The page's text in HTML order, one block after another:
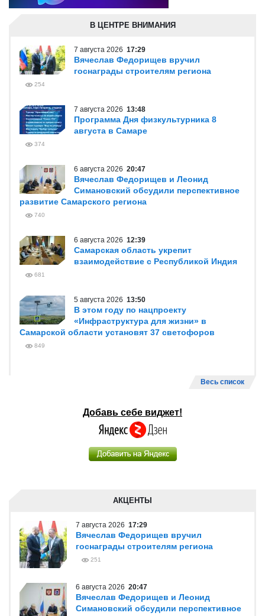
В ЦЕНТРЕ ВНИМАНИЯ
7 августа 2026 17:29
Вячеслав Федорищев вручил
госнаграды строителям региона
254
7 августа 2026 13:48
Программа Дня физкультурника 8
августа в Самаре
374
6 августа 2026 20:47
Вячеслав Федорищев и Леонид
Симановский обсудили перспективное
развитие Самарского региона
740
6 августа 2026 12:39
Самарская область укрепит
взаимодействие с Республикой Индия
681
5 августа 2026 13:50
В этом году по нацпроекту
«Инфраструктура для жизни» в
Самарской области установят 37 светофоров
849
Весь список
Добавь себе виджет!
АКЦЕНТЫ
7 августа 2026 17:29
Вячеслав Федорищев вручил
госнаграды строителям региона
251
6 августа 2026 20:47
Вячеслав Федорищев и Леонид
Симановский обсудили перспективное